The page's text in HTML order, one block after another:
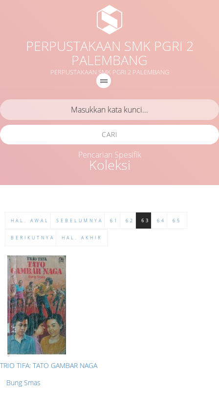
PERPUSTAKAAN SMK PGRI 2
PALEMBANG
PERPUSTAKAAN SMK PGRI 2 PALEMBANG
Koleksi
CARI
Pencarian Spesifik
HAL. AWAL SEBELUMNYA 61 62 63 64 65
BERIKUTNYA HAL. AKHIR
TRIO TIFA: TATO GAMBAR NAGA
Bung Smas